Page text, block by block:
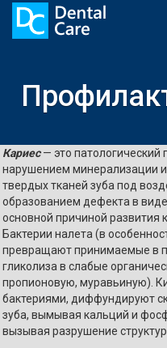
Кариес— это
нарушением минерализации
твердых тканей зуба под
образованием дефекта в
основной причиной развития
Бактерии налета (в
превращают принимаемые в
гликолиза в слабые
пропионовую, муравьиную).
бактериями, диффундируют
зуба, вымывая кальций и
вызывая разрушение